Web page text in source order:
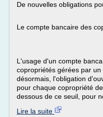
De nouvelles obligations
Le compte bancaire des
L'usage d'un compte
copropriétés gérées par un
désormais, l'obligation
pour chaque copropriété
dessous de ce seuil, pour
Lire la suite